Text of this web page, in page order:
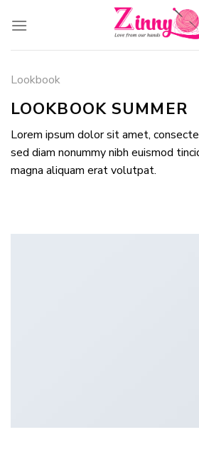
Lookbook
LOOKBOOK SUMMER
Lorem ipsum dolor sit amet,
sed diam nonummy nibh euismod
magna aliquam erat volutpat.